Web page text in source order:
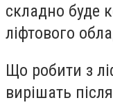
складно буде
ліфтового
Що робити з
вирішать